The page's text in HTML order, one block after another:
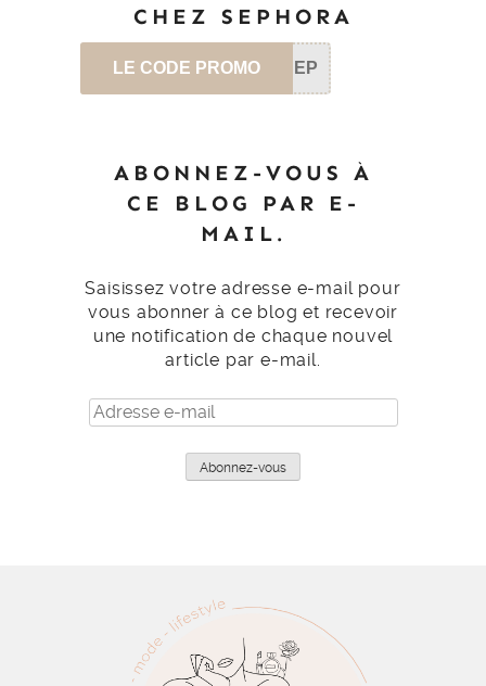
CHEZ SEPHORA
LE CODE PROMO SEP
ABONNEZ-VOUS À
CE BLOG PAR E-
MAIL.
Saisissez votre adresse e-mail pour
vous abonner à ce blog et recevoir
une notification de chaque nouvel
article par e-mail.
Adresse
e-
Abonnez-vous